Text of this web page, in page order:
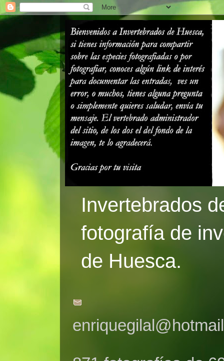
Invertebrados
fotografía de
de Huesca.